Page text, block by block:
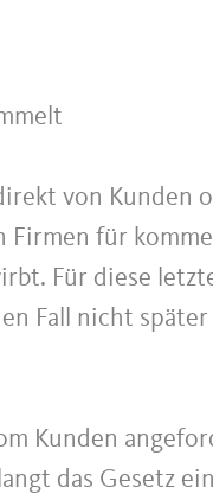
von Kunden
Firmen für
Für diese
Fall nicht später
Kunden
das Gesetz